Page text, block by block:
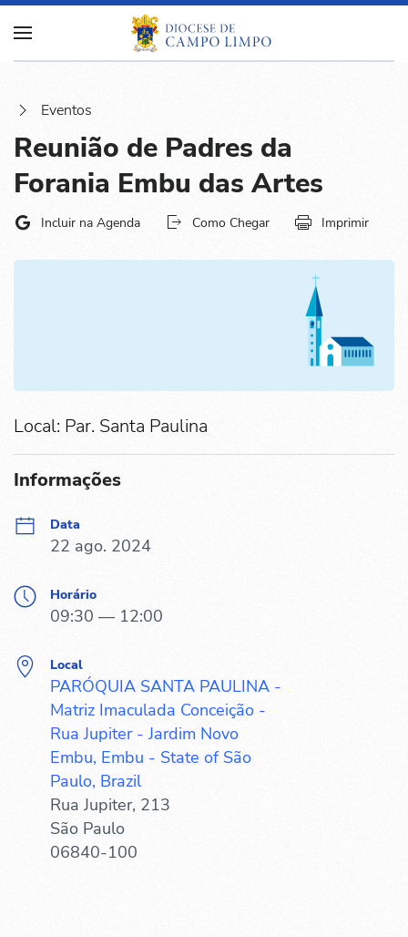
Eventos
Reunião de Padres da
Forania Embu das Artes
Incluir na Agenda Como Chegar Imprimir
Local: Par. Santa Paulina
Informações
Data
22 ago. 2024
Horário
09:30 — 12:00
Local
PARÓQUIA SANTA PAULINA -
Matriz Imaculada Conceição -
Rua Jupiter - Jardim Novo
Embu, Embu - State of São
Paulo, Brazil
Rua Jupiter, 213
São Paulo
06840-100